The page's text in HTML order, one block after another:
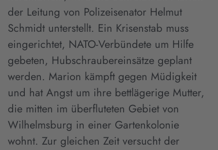
der Leitung von Polizeisenator Helmut
Schmidt unterstellt. Ein Krisenstab muss
eingerichtet, NATO-Verbündete um Hilfe
gebeten, Hubschraubereinsätze geplant
werden. Marion kämpft gegen Müdigkeit
und hat Angst um ihre bettlägerige Mutter,
die mitten im überfluteten Gebiet von
Wilhelmsburg in einer Gartenkolonie
wohnt. Zur gleichen Zeit versucht der